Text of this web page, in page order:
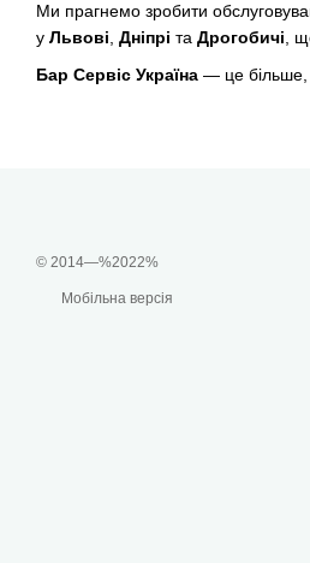
Ми прагнемо зробити
у Львові Дніпрі та Дрогобичі ,
Бар Сервіс Україна — це більше,
© 2014—%2022%
Мобільна версія